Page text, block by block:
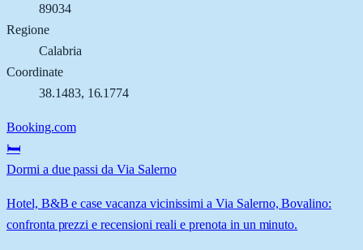
89034
Regione
Calabria
Coordinate
38.1483, 16.1774
Booking.com
🛏️
Dormi a due passi da Via Salerno
Hotel, B&B e case vacanza vicinissimi a Via Salerno, Bovalino:
confronta prezzi e recensioni reali e prenota in un minuto.